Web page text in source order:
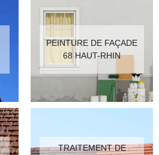
PEINTURE DE FAÇADE
68 HAUT-RHIN
TRAITEMENT DE